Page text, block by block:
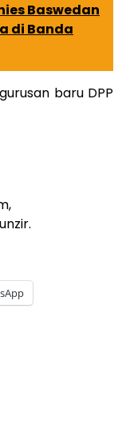
Baswedan
di Banda
baru DPP